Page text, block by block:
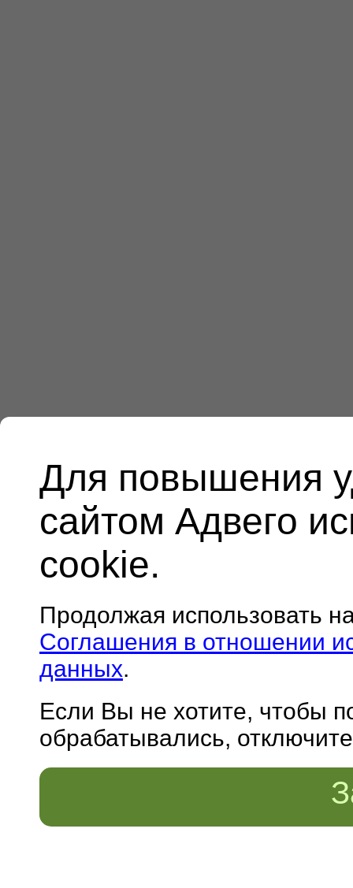
Для повышения
сайтом Адвего
cookie.
Продолжая использовать
Соглашения в отношении
данных.
Если Вы не хотите, чтобы
обрабатывались,